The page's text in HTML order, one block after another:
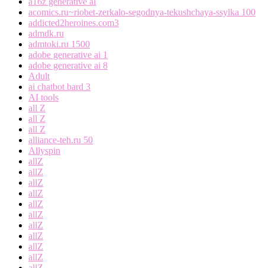
acomics.ru~riobet-zerkalo-segodnya-tekushchaya-ssylka 100
addicted2heroines.com3
admdk.ru
admtoki.ru 1500
adobe generative ai 1
adobe generative ai 8
Adult
ai chatbot bard 3
AI tools
all Z
all Z
all Z
alliance-teh.ru 50
Allyspin
allZ
allZ
allZ
allZ
allZ
allZ
allZ
allZ
allZ
allZ